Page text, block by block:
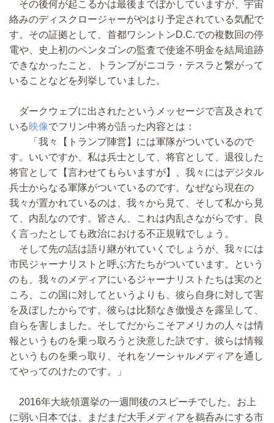
その後何が起こるかは最後までぼかしていますが、宇宙
絡みのディスクロージャーがやはり予定されている気配で
す。その証拠として、首都ワシントンD.C.での複数回の停
電や、史上初のペンタゴンの監査で使途不明金を結局追跡
できなかったこと、トランプがニコラ・テスラと繋がって
いることなどを列挙していました。
ダークウェブに出されたというメッセージで言及されて
いる映像でフリン中将が語った内容とは：
「我々【トランプ陣営】には軍隊がついているので
す。いいですか、私は兵士として、将官として、退役した
将官として【言わせてもらいますが】、我々にはデジタル
兵士からなる軍隊がついているのです。なぜなら現在の
我々が置かれているのは、我々から見て、そして私から見
て、内乱なのです。皆さん、これは内乱さながらです。良
く言ったとしても政治における不正規戦でしょう。
そして先の話は語り継がれていくでしょうが、我々には
市民ジャーナリストと呼ぶ方たちがついています。という
のも、我々のメディアにいるジャーナリストたちは実のと
ころ、この国に対してというよりも、彼ら自身に対して害
を及ぼしたからです。彼らは比類なき傲慢さを露呈して、
自らを害しました。そしてだからこそアメリカの人々は情
報というものを乗っ取ろうと決意した訣です。彼らは情報
というものを乗っ取り、それをソーシャルメディアを通し
てやってのけたのです。」
2016年大統領選挙の一週間後のスピーチでした。お上
に弱い日本では、まだまだ大手メディアを鵜呑みにする市